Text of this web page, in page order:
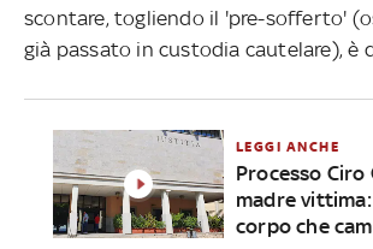
scontare, togliendo il 'pre-sofferto'
già passato in custodia cautelare), è
LEGGI ANCHE
Processo Ciro
madre
corpo che